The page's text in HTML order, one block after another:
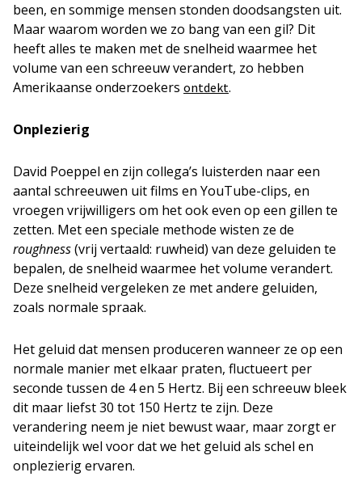
been, en sommige mensen stonden doodsangsten uit.
Maar waarom worden we zo bang van een gil? Dit
heeft alles te maken met de snelheid waarmee het
volume van een schreeuw verandert, zo hebben
Amerikaanse onderzoekers ontdekt.
Onplezierig
David Poeppel en zijn collega’s luisterden naar een
aantal schreeuwen uit films en YouTube-clips, en
vroegen vrijwilligers om het ook even op een gillen te
zetten. Met een speciale methode wisten ze de
roughness(vrij vertaald: ruwheid) van deze geluiden te
bepalen, de snelheid waarmee het volume verandert.
Deze snelheid vergeleken ze met andere geluiden,
zoals normale spraak.
Het geluid dat mensen produceren wanneer ze op een
normale manier met elkaar praten, fluctueert per
seconde tussen de 4 en 5 Hertz. Bij een schreeuw bleek
dit maar liefst 30 tot 150 Hertz te zijn. Deze
verandering neem je niet bewust waar, maar zorgt er
uiteindelijk wel voor dat we het geluid als schel en
onplezierig ervaren.